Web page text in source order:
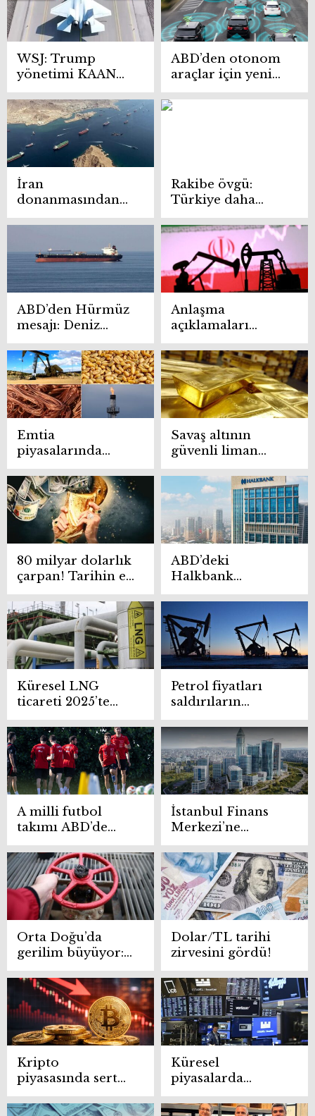
WSJ: Trump
yönetimi KAAN
motor satışını
ilerletmek istiyor
ABD’den otonom
araçlar için yeni
düzenleme
İran
donanmasından
Hürmüz
geçici deniz
koridoruna ret
Rakibe övgü:
Türkiye daha
fazlasını hak etti
ABD’den Hürmüz
mesajı: Deniz
trafiği kesintisiz
sürüyor
Anlaşma
açıklamaları
sonrası petrolde
sert düşüş
Emtia
piyasalarında
gözler jeopolitik
gelişmeler ve fed
politikalarında
Savaş altının
güvenli liman
algısını sarstı
80 milyar dolarlık
çarpan! Tarihin en
büyük Dünya
Kupası
ABD’deki
Halkbank
davasında kritik
aşama! Kapanması
için ortak başvuru
Küresel LNG
ticareti 2025’te
yüzde 5 büyüdü
Petrol fiyatları
saldırıların
yeniden
başlamasıyla
yükselişte
A milli futbol
takımı ABD’de
prova rekoruna
çıkıyor: Miami’de
651. randevu
İstanbul Finans
Merkezi’ne
ABD’den üç ödül
Orta Doğu’da
gerilim büyüyor:
Petrol yeniden
yükselişte!
Dolar/TL tarihi
zirvesini gördü!
Kripto
piyasasında sert
düşüş
Küresel
piyasalarda
temkinli
iyimserlik